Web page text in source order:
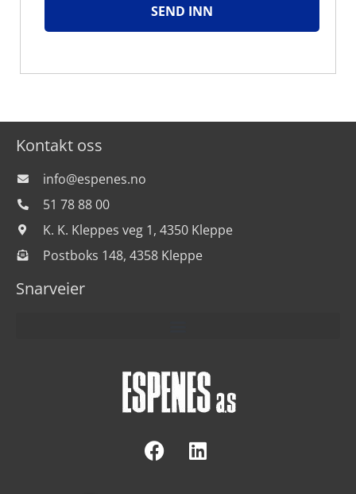
Kontakt oss
info@espenes.no
51 78 88 00
K. K. Kleppes veg 1, 4350 Kleppe
Postboks 148, 4358 Kleppe
Snarveier